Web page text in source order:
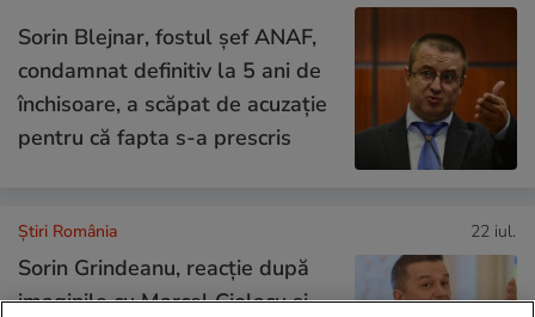
Sorin Blejnar, fostul șef ANAF,
condamnat definitiv la 5 ani de
închisoare, a scăpat de acuzație
pentru că fapta s-a prescris
Știri România 22 iul.
Sorin Grindeanu, reacție după
imaginile cu Marcel Ciolacu și